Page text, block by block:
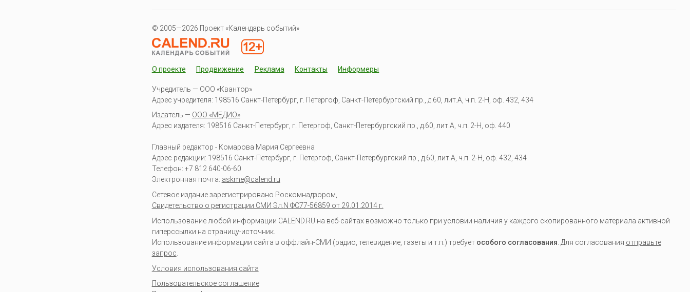
© 2005—2026 Проект «Календарь событий»
О проекте Продвижение Реклама Контакты Информеры
Учредитель — ООО «Квантор»
Адрес учредителя: 198516 Санкт-Петербург, г. Петергоф, Санкт-Петербургский пр., д.60, лит.А, ч.п. 2-Н, оф. 432, 434
Издатель — ООО «МЕДИО»
Адрес издателя: 198516 Санкт-Петербург, г. Петергоф, Санкт-Петербургский пр., д.60, лит.А, ч.п. 2-Н, оф. 440
Главный редактор - Комарова Мария Сергеевна
Адрес редакции: 198516 Санкт-Петербург, г. Петергоф, Санкт-Петербургский пр., д.60, лит.А, ч.п. 2-Н, оф. 432, 434
Телефон: +7 812 640-06-60
Электронная почта: askme@calend.ru
Сетевое издание зарегистрировано Роскомнадзором,
Свидетельство о регистрации СМИ Эл.N ФС77-56859 от 29.01.2014 г.
Использование любой информации CALEND.RU на веб-сайтах возможно только при условии наличия у каждого скопированного материала активной
гиперссылки на страницу-источник.
Использование информации сайта в оффлайн-СМИ (радио, телевидение, газеты и т.п.) требует особого согласования . Для согласования отправьте
запрос
Условия использования сайта
Пользовательское соглашение